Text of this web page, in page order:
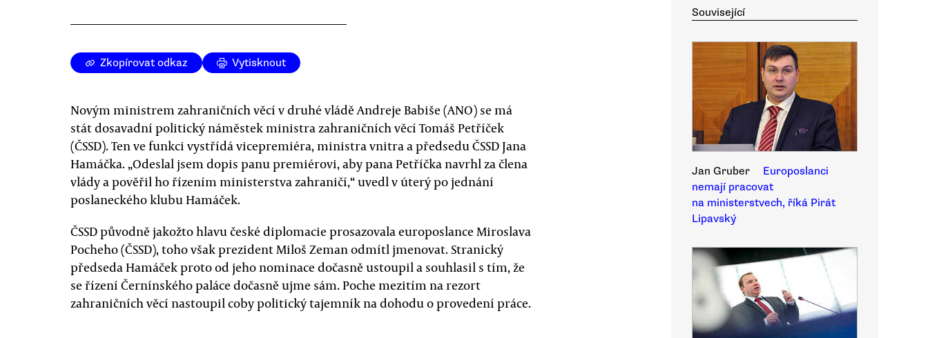
Zkopírovat odkaz Vytisknout
Novým ministrem zahraničních věcí v druhé vládě Andreje Babiše (ANO) se má
stát dosavadní politický náměstek ministra zahraničních věcí Tomáš Petříček
(ČSSD). Ten ve funkci vystřídá vicepremiéra, ministra vnitra a předsedu ČSSD Jana
Hamáčka. „Odeslal jsem dopis panu premiérovi, aby pana Petříčka navrhl za člena
vlády a pověřil ho řízením ministerstva zahraničí,“ uvedl v úterý po jednání
poslaneckého klubu Hamáček.
ČSSD původně jakožto hlavu české diplomacie prosazovala europoslance Miroslava
Pocheho (ČSSD), toho však prezident Miloš Zeman odmítl jmenovat. Stranický
předseda Hamáček proto od jeho nominace dočasně ustoupil a souhlasil s tím, že
se řízení Černínského paláce dočasně ujme sám. Poche mezitím na rezort
zahraničních věcí nastoupil coby politický tajemník na dohodu o provedení práce.
Související
Jan Gruber
Europoslanci
nemají pracovat
na ministerstvech, říká Pirát
Lipavský